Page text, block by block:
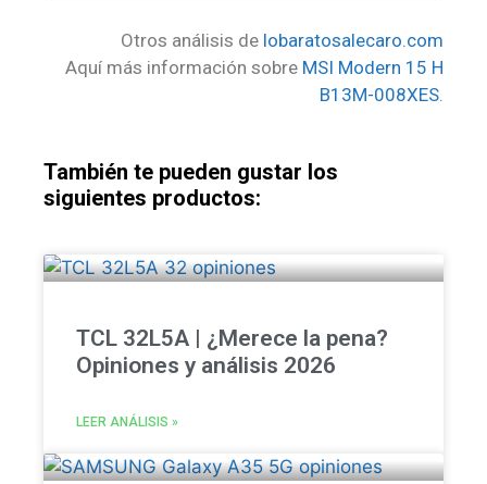
Otros análisis de lobaratosalecaro.com
Aquí más información sobre MSI Modern 15 H
B13M-008XES.
También te pueden gustar los
siguientes productos:
TCL 32L5A | ¿Merece la pena?
Opiniones y análisis 2026
LEER ANÁLISIS »